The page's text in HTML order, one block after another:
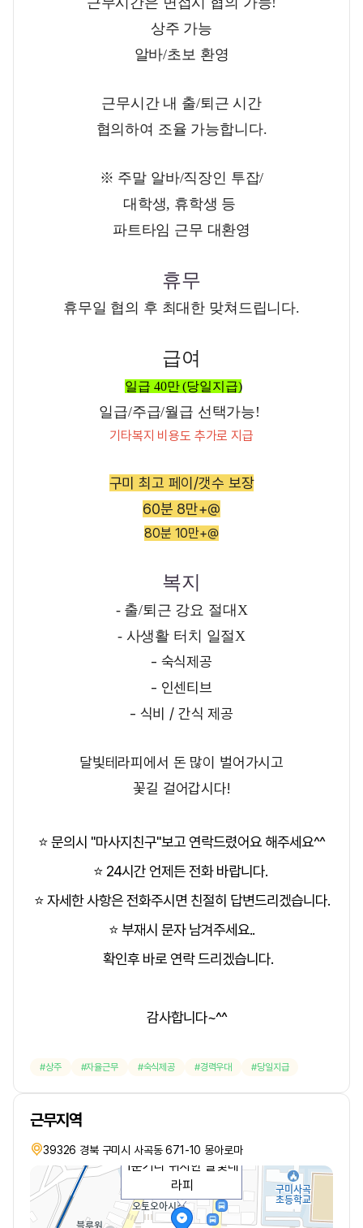
상주 가능
알바/초보 환영
근무시간 내 출/퇴근 시간
협의하여 조율 가능합니다.
※ 주말 알바/직장인 투잡/
대학생, 휴학생 등
파트타임 근무 대환영
휴무
휴무일 협의 후 최대한 맞쳐드립니다.
급여
일급 40만 (당일지급)
일급/주급/월급 선택가능!
기타복지 비용도 추가로 지급
구미 최고 페이/갯수 보장
60분 8만+@
80분 10만+@
복지
- 출/퇴근 강요 절대X
- 사생활 터치 일절X
- 숙식제공
- 인센티브
- 식비 / 간식 제공
달빛테라피에서 돈 많이 벌어가시고
꽃길 걸어갑시다!
⭐ 문의시 "마사지친구"보고 연락드렸어요 해주세요^^
⭐ 24시간 언제든 전화 바랍니다.
⭐ 자세한 사항은 전화주시면 친절히 답변드리겠습니다.
⭐ 부재시 문자 남겨주세요..
확인후 바로 연락 드리겠습니다.
감사합니다~^^
상주 자율근무 숙식제공 경력우대 당일지급
근무지역
39326 경북 구미시 사곡동 671-10 몽아로마
구미 사곡동 사곡역 도보
1분거리 위치한 달빛테
라피